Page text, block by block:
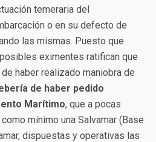
temeraria del
o en su defecto de
las mismas. Puesto que
eximentes ratifican que
haber realizado maniobra de
de haber pedido
Marítimo, que a pocas
mínimo una Salvamar (Base
dispuestas y operativas las